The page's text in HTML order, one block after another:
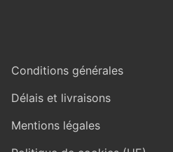
Conditions générales
Délais et livraisons
Mentions légales